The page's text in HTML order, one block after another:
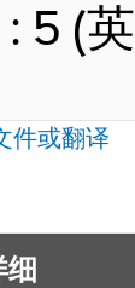
: 5 (
件或翻译
细